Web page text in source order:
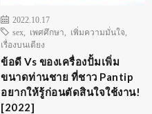
2022.10.17
sex
เพศศึกษา เพิ่มความมั่นใจ
เรื่องบนเตียง
ข้อดี Vs ของเครื่องปั้มเพิ่ม
ขนาดท่านชาย ที่ชาว Pantip
อยากให้รู้ก่อนตัดสินใจใช้งาน!
[2022]